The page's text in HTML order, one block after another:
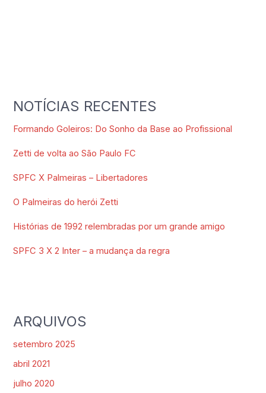
NOTÍCIAS RECENTES
Formando Goleiros: Do Sonho da Base ao Profissional
Zetti de volta ao São Paulo FC
SPFC X Palmeiras – Libertadores
O Palmeiras do herói Zetti
Histórias de 1992 relembradas por um grande amigo
SPFC 3 X 2 Inter – a mudança da regra
ARQUIVOS
setembro 2025
abril 2021
julho 2020